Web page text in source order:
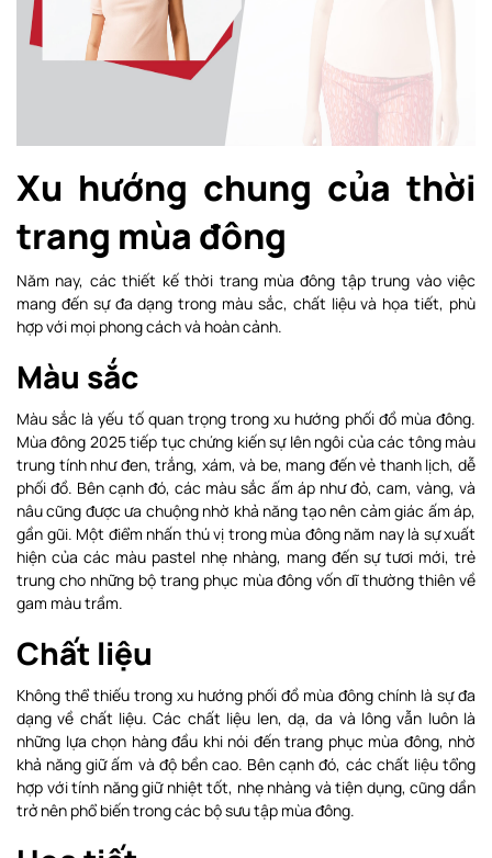
Xu hướng chung của thời
trang mùa đông
Năm nay, các thiết kế thời trang mùa đông tập trung vào việc
mang đến sự đa dạng trong màu sắc, chất liệu và họa tiết, phù
hợp với mọi phong cách và hoàn cảnh.
Màu sắc
Màu sắc là yếu tố quan trọng trong xu hướng phối đồ mùa đông.
Mùa đông 2025 tiếp tục chứng kiến sự lên ngôi của các tông màu
trung tính như đen, trắng, xám, và be, mang đến vẻ thanh lịch, dễ
phối đồ. Bên cạnh đó, các màu sắc ấm áp như đỏ, cam, vàng, và
nâu cũng được ưa chuộng nhờ khả năng tạo nên cảm giác ấm áp,
gần gũi. Một điểm nhấn thú vị trong mùa đông năm nay là sự xuất
hiện của các màu pastel nhẹ nhàng, mang đến sự tươi mới, trẻ
trung cho những bộ trang phục mùa đông vốn dĩ thường thiên về
gam màu trầm.
Chất liệu
Không thể thiếu trong xu hướng phối đồ mùa đông chính là sự đa
dạng về chất liệu. Các chất liệu len, dạ, da và lông vẫn luôn là
những lựa chọn hàng đầu khi nói đến trang phục mùa đông, nhờ
khả năng giữ ấm và độ bền cao. Bên cạnh đó, các chất liệu tổng
hợp với tính năng giữ nhiệt tốt, nhẹ nhàng và tiện dụng, cũng dần
trở nên phổ biến trong các bộ sưu tập mùa đông.